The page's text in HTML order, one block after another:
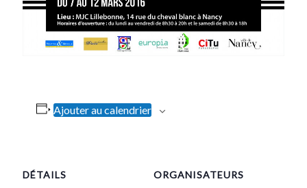
Ajouter au calendrier
DÉTAILS ORGANISATEURS